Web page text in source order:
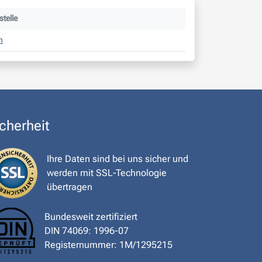
Ihre Daten sind bei uns sicher und
werden mit SSL-Technologie
übertragen
Bundesweit zertifiziert
DIN 74069: 1996-07
Registernummer: 1M/1295215